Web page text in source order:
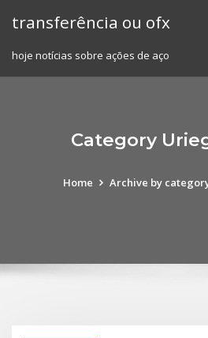
transferência ou ofx
hoje notícias sobre ações de aço
Category
Home Archive by